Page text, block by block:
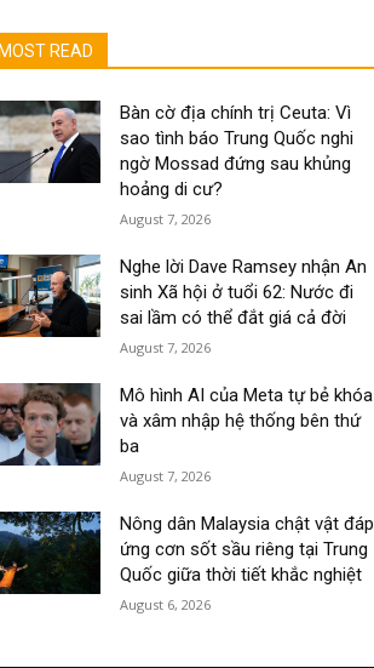
MOST READ
Bàn cờ địa chính trị Ceuta: Vì
sao tình báo Trung Quốc nghi
ngờ Mossad đứng sau khủng
hoảng di cư?
August 7, 2026
Nghe lời Dave Ramsey nhận An
sinh Xã hội ở tuổi 62: Nước đi
sai lầm có thể đắt giá cả đời
August 7, 2026
Mô hình AI của Meta tự bẻ khóa
và xâm nhập hệ thống bên thứ
ba
August 7, 2026
Nông dân Malaysia chật vật đáp
ứng cơn sốt sầu riêng tại Trung
Quốc giữa thời tiết khắc nghiệt
August 6, 2026